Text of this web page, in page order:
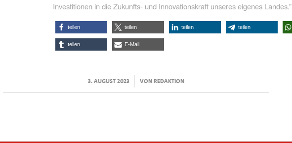
Investitionen in die Zukunfts- und Innovationskraft unseres eigenes Landes.”
teilen teilen teilen teilen
teilen E-Mail
3. AUGUST 2023
/ VONREDAKTION